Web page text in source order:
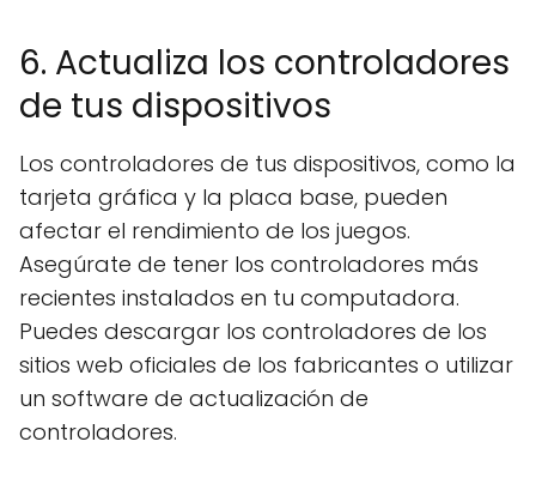
6. Actualiza los controladores
de tus dispositivos
Los controladores de tus dispositivos, como la
tarjeta gráfica y la placa base, pueden
afectar el rendimiento de los juegos.
Asegúrate de tener los controladores más
recientes instalados en tu computadora.
Puedes descargar los controladores de los
sitios web oficiales de los fabricantes o utilizar
un software de actualización de
controladores.